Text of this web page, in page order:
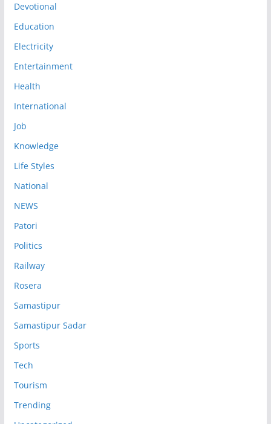
Devotional
Education
Electricity
Entertainment
Health
International
Job
Knowledge
Life Styles
National
NEWS
Patori
Politics
Railway
Rosera
Samastipur
Samastipur Sadar
Sports
Tech
Tourism
Trending